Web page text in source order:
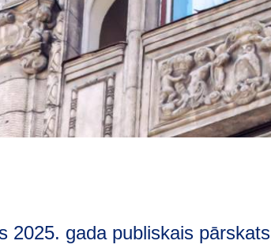
2025. gada publiskais pārskats